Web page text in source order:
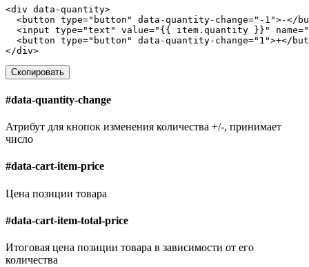
<div data-quantity>
<button type="button" data-quantity-change="-1">-</
<input type="text" value="{{ item.quantity }}" name=
<button type="button" data-quantity-change="1">+</
</div>
Скопировать
#data-quantity-change
Атрибут для кнопок изменения количества +/-, принимает
число
#data-cart-item-price
Цена позиции товара
#data-cart-item-total-price
Итоговая цена позиции товара в зависимости от его
количества